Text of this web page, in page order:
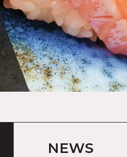
NEWS